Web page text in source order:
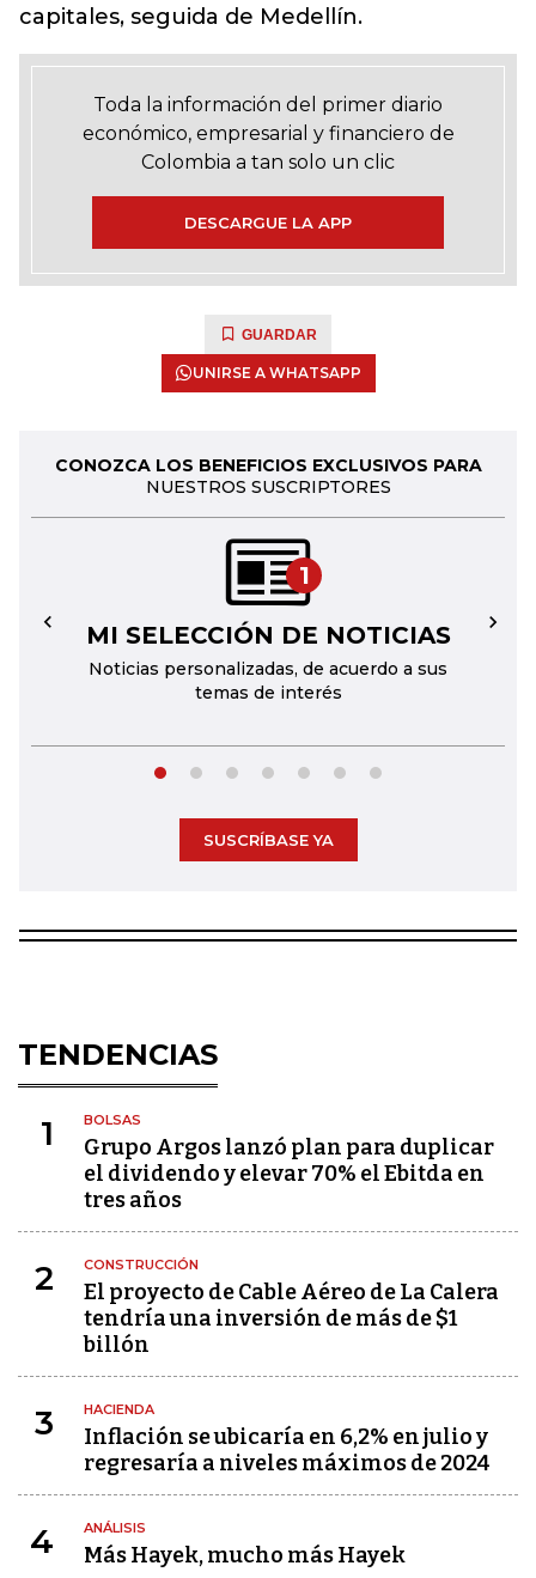
capitales, seguida de Medellín.
Toda la información del primer diario
económico, empresarial y financiero de
Colombia a tan solo un clic
DESCARGUE LA APP
GUARDAR
UNIRSE A WHATSAPP
CONOZCA LOS BENEFICIOS EXCLUSIVOS PARA
NUESTROS SUSCRIPTORES
1
MI SELECCIÓN DE NOTICIAS
Noticias personalizadas, de acuerdo a sus
temas de interés
← →
SUSCRÍBASE YA
TENDENCIAS
1 BOLSAS
Grupo Argos lanzó plan para duplicar
el dividendo y elevar 70% el Ebitda en
tres años
2 CONSTRUCCIÓN
El proyecto de Cable Aéreo de La Calera
tendría una inversión de más de $1
billón
3 HACIENDA
Inflación se ubicaría en 6,2% en julio y
regresaría a niveles máximos de 2024
4 ANÁLISIS
Más Hayek, mucho más Hayek